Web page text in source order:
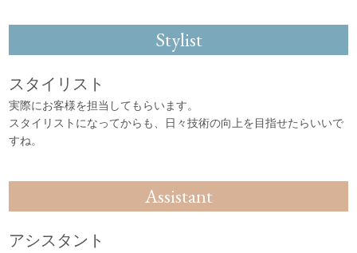
Stylist
スタイリスト
実際にお客様を担当してもらいます。
スタイリストになってからも、日々技術の向上を目指せたらいいで
すね。
Assistant
アシスタント